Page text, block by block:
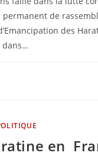
de
des
dans…
en